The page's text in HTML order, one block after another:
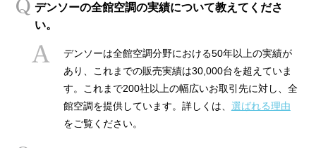
デンソーの全館空調の実績について教えてくださ
い。
デンソーは全館空調分野における50年以上の実績が
あり、これまでの販売実績は30,000台を超えていま
す。これまで200社以上の幅広いお取引先に対し、全
館空調を提供しています。詳しくは、 選ばれる理由
をご覧ください。